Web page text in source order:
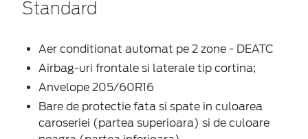
Standard
Aer conditionat automat pe 2 zone - DEATC
Airbag-uri frontale si laterale tip cortina;
Anvelope 205/60R16
Bare de protectie fata si spate in culoarea
caroseriei (partea superioara) si de culoare